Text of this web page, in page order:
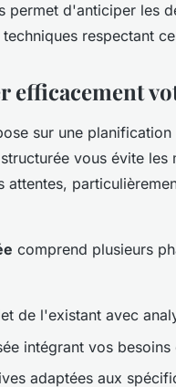
permet d'anticiper les
respectant
efficacement
sur une
vous évite les
attentes,
comprend plusieurs
de l'existant avec
intégrant vos
adaptées aux